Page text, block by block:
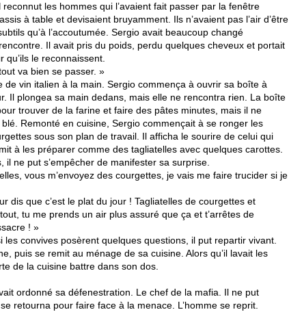
les hommes qui l’avaient fait passer par la fenêtre
à table et devisaient bruyamment. Ils n’avaient pas l’air d’être
qu’à l’accoutumée. Sergio avait beaucoup changé
Il avait pris du poids, perdu quelques cheveux et portait
le reconnaissent.
va bien se passer. »
de vin italien à la main. Sergio commença à ouvrir sa boîte à
Il plongea sa main dedans, mais elle ne rencontra rien. La boîte
trouver de la farine et faire des pâtes minutes, mais il ne
Remonté en cuisine, Sergio commençait à se ronger les
sous son plan de travail. Il afficha le sourire de celui qui
à les préparer comme des tagliatelles avec quelques carottes.
ne put s’empêcher de manifester sa surprise.
vous m’envoyez des courgettes, je vais me faire trucider si je
dis que c’est le plat du jour ! Tagliatelles de courgettes et
tu me prends un air plus assuré que ça et t’arrêtes de
! »
convives posèrent quelques questions, il put repartir vivant.
puis se remit au ménage de sa cuisine. Alors qu’il lavait les
de la cuisine battre dans son dos.
ordonné sa défenestration. Le chef de la mafia. Il ne put
retourna pour faire face à la menace. L’homme se reprit.